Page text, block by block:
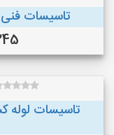
تاسیسات
تاسیسات لوله